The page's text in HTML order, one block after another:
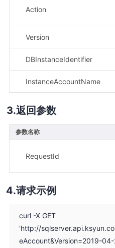
Action
Version
DBInstanceIdentifier
InstanceAccountName
返回参数
参数名称
RequestId
请求示例
curl -X GET
'http://
eAccount&Version=2019-